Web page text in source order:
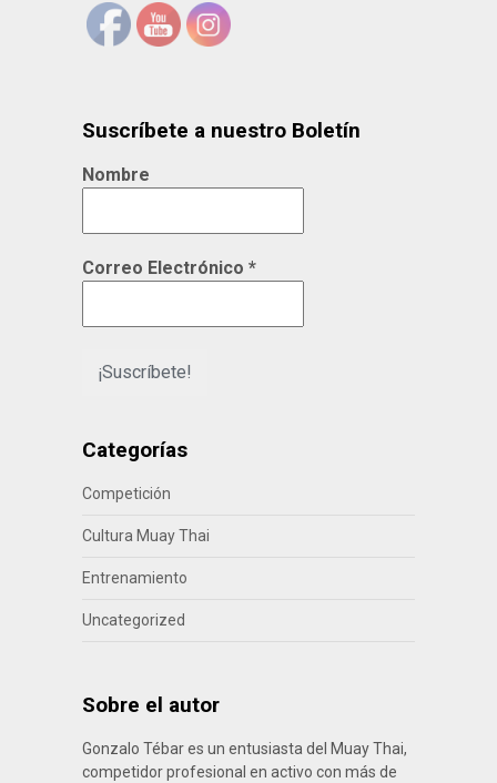
Suscríbete a nuestro Boletín
Nombre
Correo Electrónico *
Categorías
Competición
Cultura Muay Thai
Entrenamiento
Uncategorized
Sobre el autor
Gonzalo Tébar es un entusiasta del Muay Thai,
competidor profesional en activo con más de